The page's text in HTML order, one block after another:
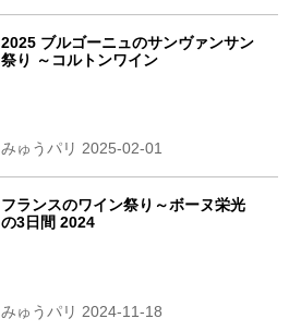
2025 ブルゴーニュのサンヴァンサン
祭り ～コルトンワイン
みゅうパリ 2025-02-01
フランスのワイン祭り～ボーヌ栄光
の3日間 2024
みゅうパリ 2024-11-18